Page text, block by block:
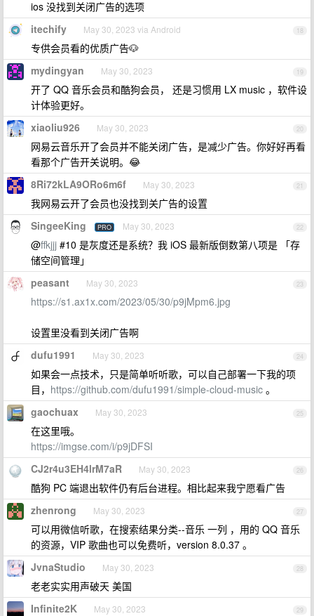
ios 没找到关闭广告的选项
18
itechify May 30, 2023 via Android
专供会员看的优质广告🐶
19
mydingyan May 30, 2023
开了 QQ 音乐会员和酷狗会员， 还是习惯用 LX music ，软件设
计体验更好。
20
xiaoliu926 May 30, 2023
网易云音乐开了会员并不能关闭广告，是减少广告。你好好再看
看那个广告开关说明。😂
21
8Ri72kLA9ORo6m6f May 30, 2023
我网易云开了会员也没找到关广告的设置
22
SingeeKing PRO May 30, 2023
@ffkjjj #10 是灰度还是系统？我 iOS 最新版倒数第八项是 「存
储空间管理」
23
peasant May 30, 2023
https://s1.ax1x.com/2023/05/30/p9jMpm6.jpg
设置里没看到关闭广告啊
24
dufu1991 May 30, 2023
如果会一点技术，只是简单听听歌，可以自己部署一下我的项
目， https://github.com/dufu1991/simple-cloud-music 。
25
gaochuax May 30, 2023
在这里哦。
https://imgse.com/i/p9jDFSI
26
CJ2r4u3EH4lrM7aR May 30, 2023
酷狗 PC 端退出软件仍有后台进程。相比起来我宁愿看广告
27
zhenrong May 30, 2023
可以用微信听歌，在搜索结果分类--音乐 一列 ，用的 QQ 音乐
的资源，VIP 歌曲也可以免费听，version 8.0.37 。
28
JvnaStudio May 30, 2023
老老实实用声破天 美国
29
Infinite2K May 30, 2023